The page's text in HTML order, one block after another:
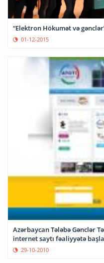
“Elektron Hökumət və
01-12-2015
Azərbaycan Tələbə Gənclər
internet saytı fəaliyyətə
29-10-2010